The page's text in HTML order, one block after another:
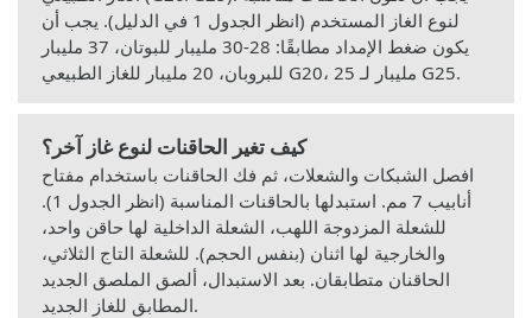
لنوع الغاز المستخدم (انظر الجدول 1 في الدليل). يجب أن
يكون ضغط الإمداد مطابقًا: 28-30 مليبار للبوتان، 37 مليبار
للبروبان، 20 مليبار للغاز الطبيعي G20، 25 مليبار لـ G25.
كيف تغير الحاقنات لنوع غاز آخر؟
افصل الشبكات والشعلات، ثم فك الحاقنات باستخدام مفتاح
أنابيب 7 مم. استبدلها بالحاقنات المناسبة (انظر الجدول 1).
للشعلة المزدوجة اللهب، الشعلة الداخلية لها حاقن واحد،
والخارجية لها اثنان (بنفس الحجم). للشعلة التاج الثلاثي،
الحاقنان متطابقان. بعد الاستبدال، ألصق الملصق الجديد
المطابق للغاز الجديد.